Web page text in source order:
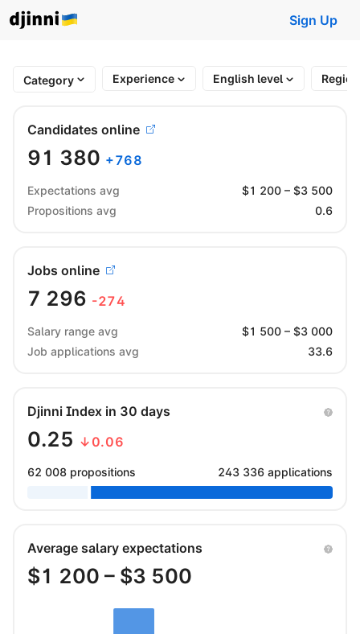
Sign Up
Category Experience English level
Candidates online
91 380 +768
Expectations avg $1 200 – $3 500
Propositions avg
0.6
Jobs online
7 296 -274
Salary range avg $1 500 – $3 000
Job applications avg
33.6
Djinni Index in 30 days
0.25 ↓0.06
62 008 propositions 243 336 applications
Average salary expectations
$1 200 – $3 500